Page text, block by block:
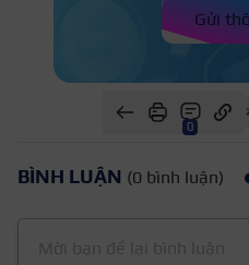
Gửi
0
BÌNH LUẬN (0 bình luận)